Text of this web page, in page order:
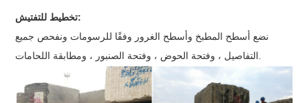
تخطيط للتفتيش:
نضع أسطح المطبخ وأسطح الغرور وفقًا للرسومات ونفحص جميع
التفاصيل ، وفتحة الحوض ، وفتحة الصنبور ، ومطابقة اللحامات.